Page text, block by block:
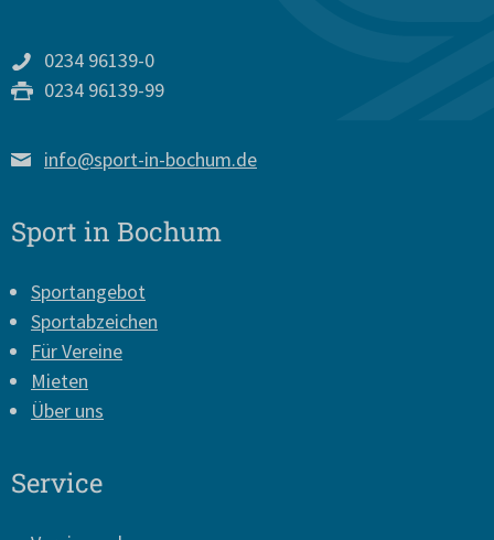
0234 96139-0
0234 96139-99
info@sport-in-bochum.de
Sport in Bochum
Sportangebot
Sportabzeichen
Für Vereine
Mieten
Über uns
Service